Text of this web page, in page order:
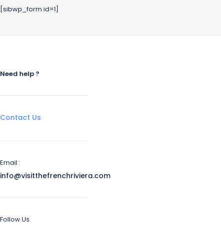
[sibwp_form id=1]
Need help ?
Contact Us
Email :
info@visitthefrenchriviera.com
Follow Us